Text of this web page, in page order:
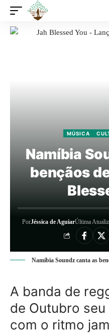
MÚSICA
Namíbia
bençãos
PorJéssica de AguiarÚltima
Namíbia Soundz canta as
A banda de
de Outubro
com o ritmo